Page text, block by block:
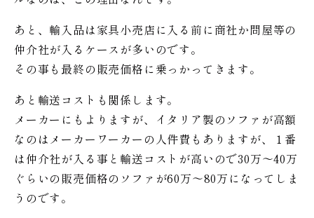
あと、輸入品は家具小売店に入る前に商社か問屋等の
仲介社が入るケースが多いのです。
その事も最終の販売価格に乗っかってきます。
あと輸送コストも関係します。
メーカーにもよりますが、イタリア製のソファが高額
なのはメーカーワーカーの人件費もありますが、１番
は仲介社が入る事と輸送コストが高いので30万〜40万
ぐらいの販売価格のソファが60万〜80万になってしま
うのです。